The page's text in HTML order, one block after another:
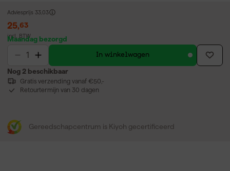
Adviesprijs 33,03
25,63
incl. BTW
Maandag bezorgd
In winkelwagen
Nog 2 beschikbaar
Gratis verzending vanaf €50,-
Retourtermijn van 30 dagen
Gereedschapcentrum is Kiyoh gecertificeerd